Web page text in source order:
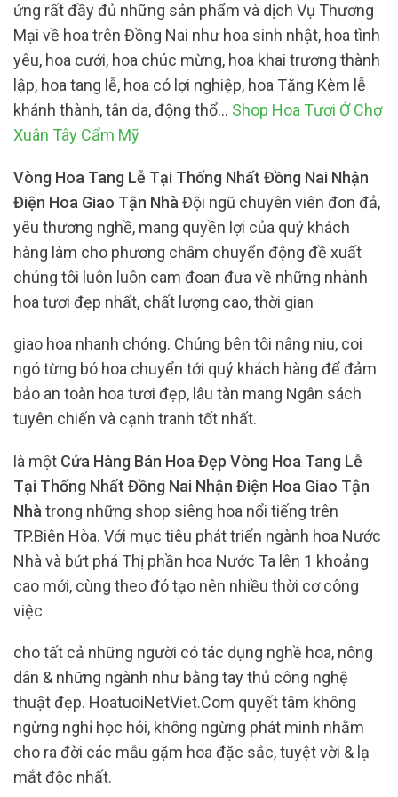
ứng rất đầy đủ những sản phẩm và dịch Vụ Thương
Mại về hoa trên Đồng Nai như hoa sinh nhật, hoa tình
yêu, hoa cưới, hoa chúc mừng, hoa khai trương thành
lập, hoa tang lễ, hoa có lợi nghiệp, hoa Tặng Kèm lễ
khánh thành, tân da, động thổ… Shop Hoa Tươi Ở Chợ
Xuân Tây Cẩm Mỹ
Vòng Hoa Tang Lễ Tại Thống Nhất Đồng Nai Nhận
Điện Hoa Giao Tận Nhà Đội ngũ chuyên viên đon đả,
yêu thương nghề, mang quyền lợi của quý khách
hàng làm cho phương châm chuyển động đề xuất
chúng tôi luôn luôn cam đoan đưa về những nhành
hoa tươi đẹp nhất, chất lượng cao, thời gian
giao hoa nhanh chóng. Chúng bên tôi nâng niu, coi
ngó từng bó hoa chuyển tới quý khách hàng để đảm
bảo an toàn hoa tươi đẹp, lâu tàn mang Ngân sách
tuyên chiến và cạnh tranh tốt nhất.
là một Cửa Hàng Bán Hoa Đẹp Vòng Hoa Tang Lễ
Tại Thống Nhất Đồng Nai Nhận Điện Hoa Giao Tận
Nhà trong những shop siêng hoa nổi tiếng trên
TP.Biên Hòa. Với mục tiêu phát triển ngành hoa Nước
Nhà và bứt phá Thị phần hoa Nước Ta lên 1 khoảng
cao mới, cùng theo đó tạo nên nhiều thời cơ công
việc
cho tất cả những người có tác dụng nghề hoa, nông
dân & những ngành như bằng tay thủ công nghệ
thuật đẹp. HoatuoiNetViet.Com quyết tâm không
ngừng nghỉ học hỏi, không ngừng phát minh nhằm
cho ra đời các mẫu gặm hoa đặc sắc, tuyệt vời & lạ
mắt độc nhất.